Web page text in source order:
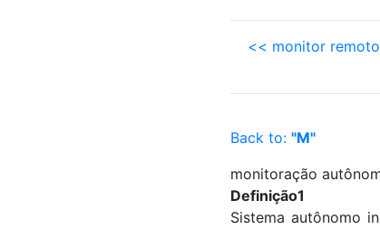
<< monitor
Back to: "M"
monitoração
Definição1
Sistema autônomo